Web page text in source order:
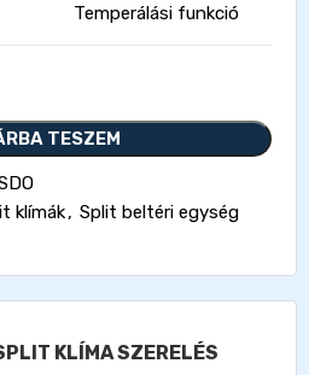
Temperálási funkció
TESZEM
klímák, Split beltéri egység
KLÍMA SZERELÉS